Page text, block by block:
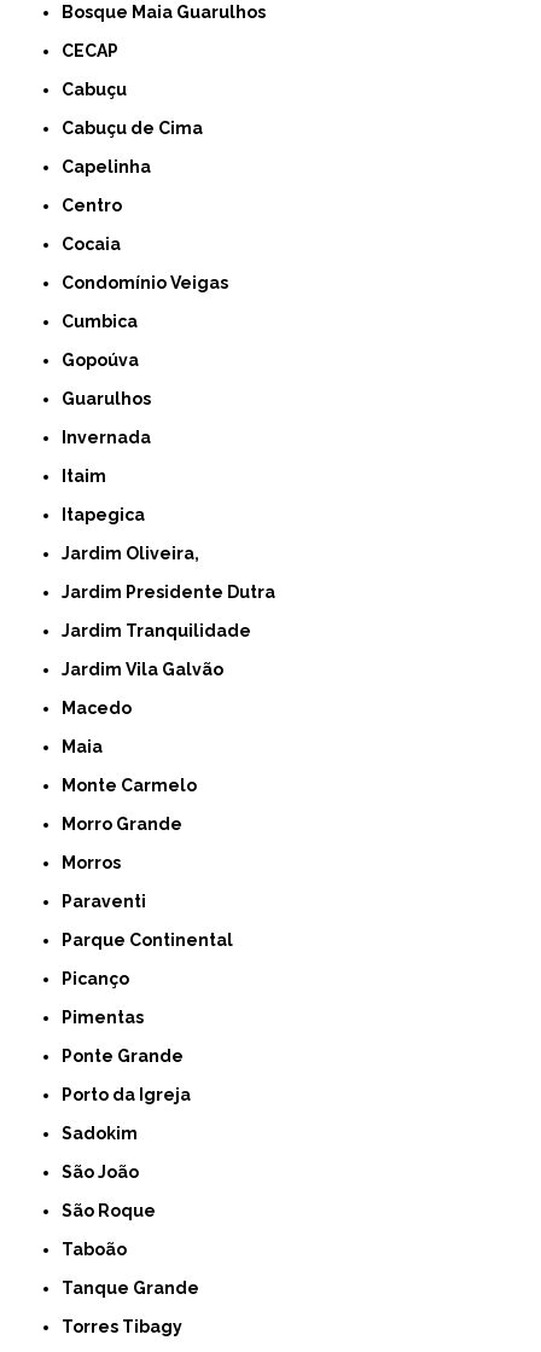
Bosque Maia Guarulhos
CECAP
Cabuçu
Cabuçu de Cima
Capelinha
Centro
Cocaia
Condomínio Veigas
Cumbica
Gopoúva
Guarulhos
Invernada
Itaim
Itapegica
Jardim Oliveira,
Jardim Presidente Dutra
Jardim Tranquilidade
Jardim Vila Galvão
Macedo
Maia
Monte Carmelo
Morro Grande
Morros
Paraventi
Parque Continental
Picanço
Pimentas
Ponte Grande
Porto da Igreja
Sadokim
São João
São Roque
Taboão
Tanque Grande
Torres Tibagy